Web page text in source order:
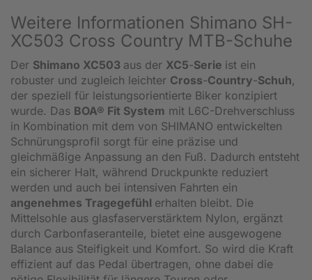
Weitere Informationen Shimano SH-
XC503 Cross Country MTB-Schuhe
Der Shimano XC503 aus der XC5-Serie ist ein
robuster und zugleich leichter Cross-Country-Schuh,
der speziell für leistungsorientierte Biker konzipiert
wurde. Das BOA® Fit System mit L6C-Drehverschluss
in Kombination mit dem von SHIMANO entwickelten
Schnürungsprofil sorgt für eine präzise und
gleichmäßige Anpassung an den Fuß. Dadurch entsteht
ein sicherer Halt, während Druckpunkte reduziert
werden und auch bei intensiven Fahrten ein
angenehmes Tragegefühl erhalten bleibt. Die
Mittelsohle aus glasfaserverstärktem Nylon, ergänzt
durch Carbonfaseranteile, bietet eine ausgewogene
Balance aus Steifigkeit und Komfort. So wird die Kraft
effizient auf das Pedal übertragen, ohne dabei die